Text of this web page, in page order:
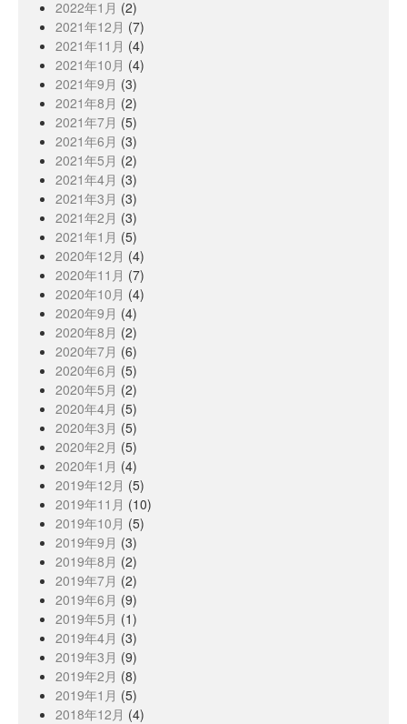
2022年1月 (2)
2021年12月 (7)
2021年11月 (4)
2021年10月 (4)
2021年9月 (3)
2021年8月 (2)
2021年7月 (5)
2021年6月 (3)
2021年5月 (2)
2021年4月 (3)
2021年3月 (3)
2021年2月 (3)
2021年1月 (5)
2020年12月 (4)
2020年11月 (7)
2020年10月 (4)
2020年9月 (4)
2020年8月 (2)
2020年7月 (6)
2020年6月 (5)
2020年5月 (2)
2020年4月 (5)
2020年3月 (5)
2020年2月 (5)
2020年1月 (4)
2019年12月 (5)
2019年11月 (10)
2019年10月 (5)
2019年9月 (3)
2019年8月 (2)
2019年7月 (2)
2019年6月 (9)
2019年5月 (1)
2019年4月 (3)
2019年3月 (9)
2019年2月 (8)
2019年1月 (5)
2018年12月 (4)